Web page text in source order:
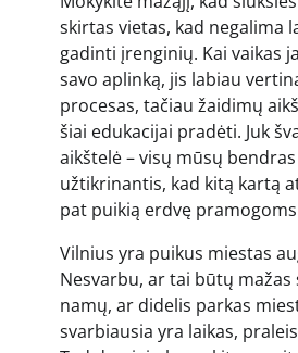
skirtas vietas, kad negalima
gadinti įrenginių. Kai vaikas
savo aplinką, jis labiau
procesas, tačiau žaidimų
šiai edukacijai pradėti. Juk
aikštelė – visų mūsų
užtikrinantis, kad kitą kartą
pat puikią erdvę
Vilnius yra puikus miestas
Nesvarbu, ar tai būtų mažas
namų, ar didelis parkas
svarbiausia yra laikas,